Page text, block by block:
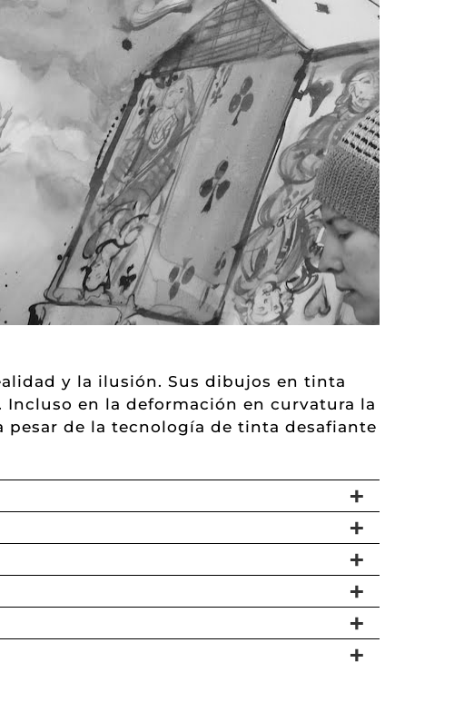
y la ilusión. Sus dibujos en tinta
en la deformación en curvatura la
pesar de la tecnología de tinta desafiante